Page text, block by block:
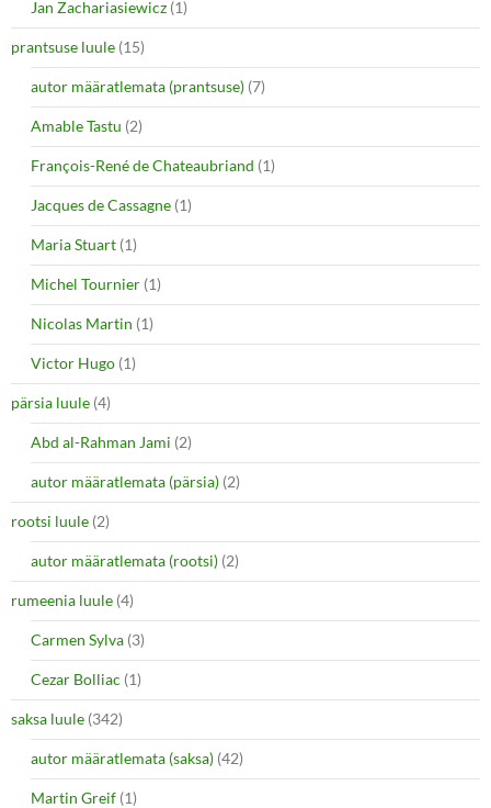
Jan Zachariasiewicz (1)
prantsuse luule (15)
autor määratlemata (prantsuse) (7)
Amable Tastu (2)
François-René de Chateaubriand (1)
Jacques de Cassagne (1)
Maria Stuart (1)
Michel Tournier (1)
Nicolas Martin (1)
Victor Hugo (1)
pärsia luule (4)
Abd al-Rahman Jami (2)
autor määratlemata (pärsia) (2)
rootsi luule (2)
autor määratlemata (rootsi) (2)
rumeenia luule (4)
Carmen Sylva (3)
Cezar Bolliac (1)
saksa luule (342)
autor määratlemata (saksa) (42)
Martin Greif (1)